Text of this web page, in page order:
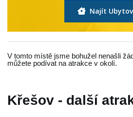
Najít
V tomto místě jsme bohužel nenašli
můžete podívat na atrakce v okolí.
Křešov - další